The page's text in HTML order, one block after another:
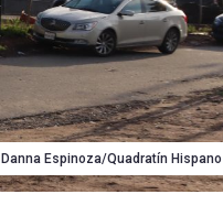
Danna Espinoza/Quadratín Hispano